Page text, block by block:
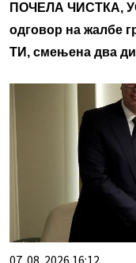
ПОЧЕЛА ЧИСТКА,
одговор на жалбе
ТИ, смењена два